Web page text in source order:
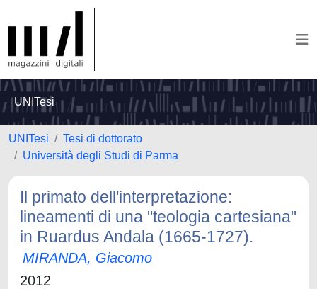
UNITesi
UNITesi
Tesi di dottorato
Università degli Studi di Parma
Il primato dell'interpretazione:
lineamenti di una "teologia cartesiana"
in Ruardus Andala (1665-1727).
MIRANDA, Giacomo
2012